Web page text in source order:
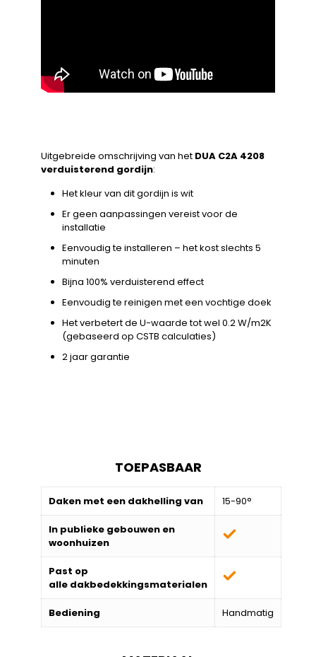
Uitgebreide omschrijving van het DUA C2A 4208
verduisterend gordijn:
Het kleur van dit gordijn is wit
Er geen aanpassingen vereist voor de
installatie
Eenvoudig te installeren – het kost slechts 5
minuten
Bijna 100% verduisterend effect
Eenvoudig te reinigen met een vochtige doek
Het verbetert de U-waarde tot wel 0.2 W/m2K
(gebaseerd op CSTB calculaties)
2 jaar garantie
TOEPASBAAR
Daken met een dakhelling van 15-90°
In publieke gebouwen en
woonhuizen
Past op
alle dakbedekkingsmaterialen
Bediening Handmatig